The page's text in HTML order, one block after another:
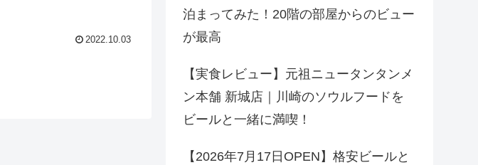
2022.10.03
泊まってみた！20階の部屋からのビュー
が最高
【実食レビュー】元祖ニュータンタンメ
ン本舗 新城店｜川崎のソウルフードを
ビールと一緒に満喫！
【2026年7月17日OPEN】格安ビールと